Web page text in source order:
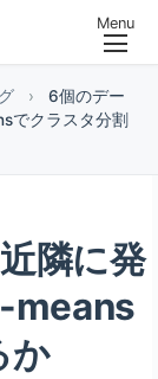
Menu
›
6個のデー
でクラスタ分割
隣に発
means
か